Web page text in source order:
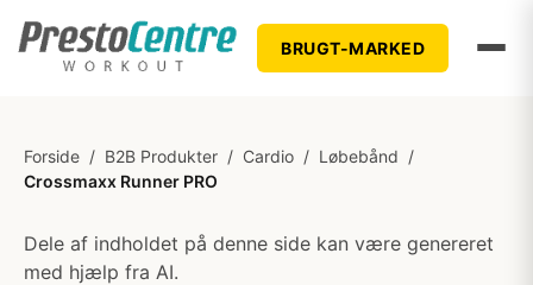
BRUGT-MARKED
Forside / B2B Produkter / Cardio / Løbebånd /
Crossmaxx Runner PRO
Dele af indholdet på denne side kan være genereret
med hjælp fra AI.